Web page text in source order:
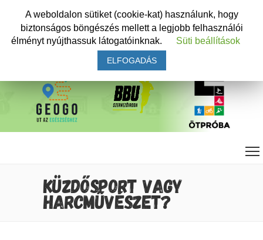
KÜZDŐSPORT VAGY
HARCMŰVÉSZET?
A weboldalon sütiket (cookie-kat) használunk, hogy
biztonságos böngészés mellett a legjobb felhasználói
élményt nyújthassuk látogatóinknak.
Süti beállítások
ELFOGADÁS